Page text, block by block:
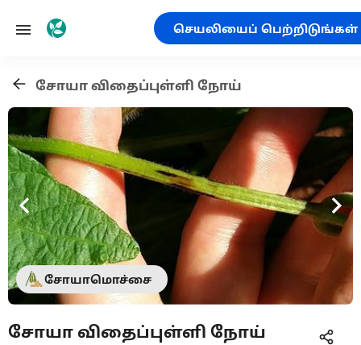
செயலியைப் பெற்றிடுங்கள்
சோயா விதைப்புள்ளி நோய்
சோயாமொச்சை
சோயா விதைப்புள்ளி நோய்